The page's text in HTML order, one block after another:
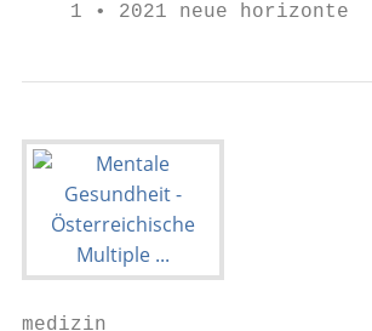
    1 • 2021 neue horizonte
medizin